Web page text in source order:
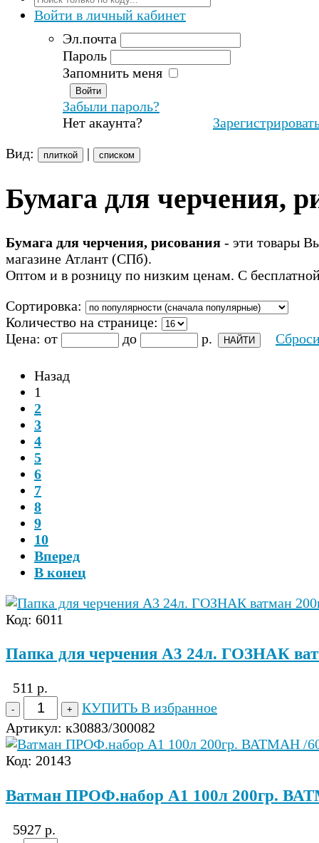
Войти в личный кабинет
Эл.почта
Пароль
Запомнить меня
Забыли пароль?
Нет акаунта?
Вид:
плиткой | списком
Бумага для черчения,
Бумага для черчения, рисования - эти товары
магазине Атлант (СПб).
Оптом и в розницу по низким ценам. С
Сортировка:
Количество на странице:
Цена: от до р.
Назад
1
2
3
4
5
6
7
8
9
10
Вперед
В конец
Код: 6011
Папка для черчения А3 24л. ГОЗНАК
511 р.
КУПИТЬ В избранное
Артикул: к30883/300082
Код: 20143
Ватман ПРОФ.набор А1 100л 200гр.
5927 р.